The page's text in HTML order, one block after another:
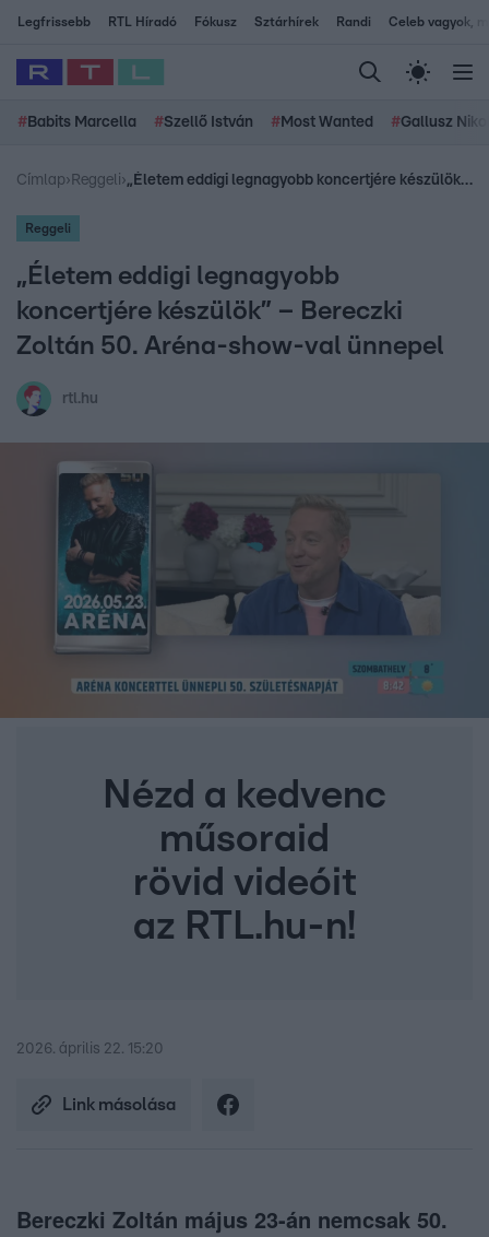
Legfrissebb RTL Híradó Fókusz Sztárhírek Randi Celeb vagyok,
# Babits Marcella #Szellő István # Most Wanted #Gallusz
Címlap› Reggeli› „Életem eddigi legnagyobb koncertjére készülök” – Bereczki Zoltán 50. Aréna-show-val ünnepel
Reggeli
„Életem eddigi legnagyobb
koncertjére készülök” – Bereczki
Zoltán 50. Aréna-show-val ünnepel
rtl.hu
Nézd a kedvenc
műsoraid
rövid videóit
az RTL.hu-n!
2026. április 22. 15:20
Link másolása
Bereczki Zoltán május 23-án nemcsak 50.